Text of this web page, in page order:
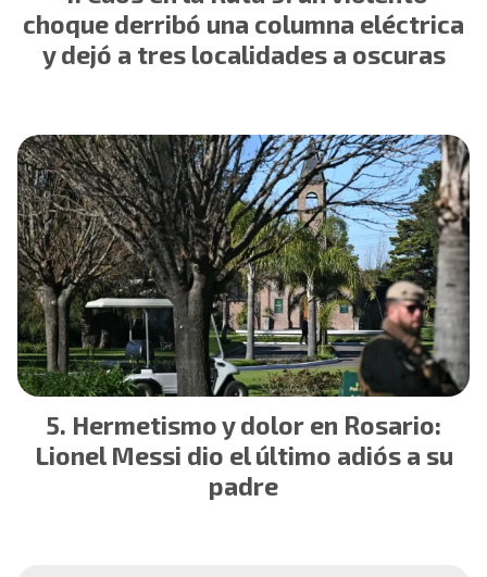
choque derribó una columna eléctrica
y dejó a tres localidades a oscuras
Hermetismo y dolor en Rosario:
Lionel Messi dio el último adiós a su
padre